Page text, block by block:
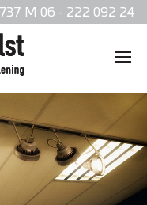
M 06 - 222 092 24